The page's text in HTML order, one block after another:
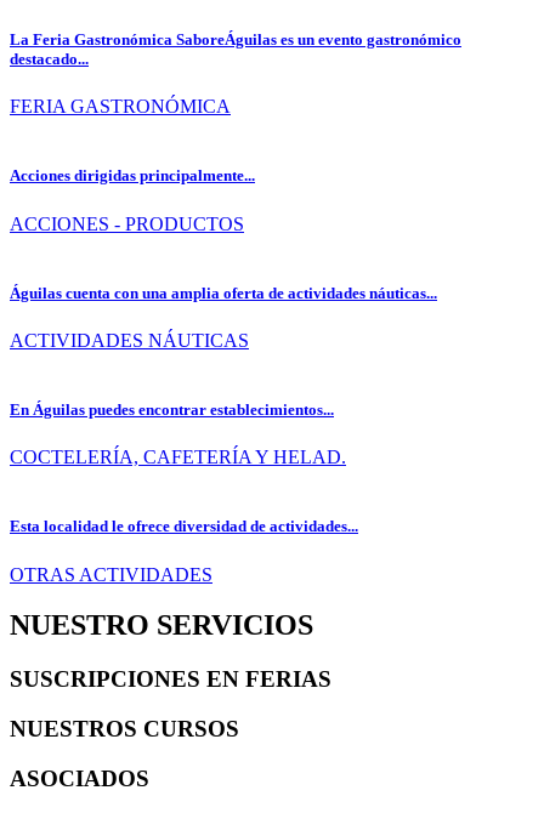
La Feria Gastronómica SaboreÁguilas es un evento gastronómico
destacado...
FERIA GASTRONÓMICA
Acciones dirigidas principalmente...
ACCIONES - PRODUCTOS
Águilas cuenta con una amplia oferta de actividades náuticas...
ACTIVIDADES NÁUTICAS
En Águilas puedes encontrar establecimientos...
COCTELERÍA, CAFETERÍA Y HELAD.
Esta localidad le ofrece diversidad de actividades...
OTRAS ACTIVIDADES
NUESTRO SERVICIOS
SUSCRIPCIONES EN FERIAS
NUESTROS CURSOS
ASOCIADOS